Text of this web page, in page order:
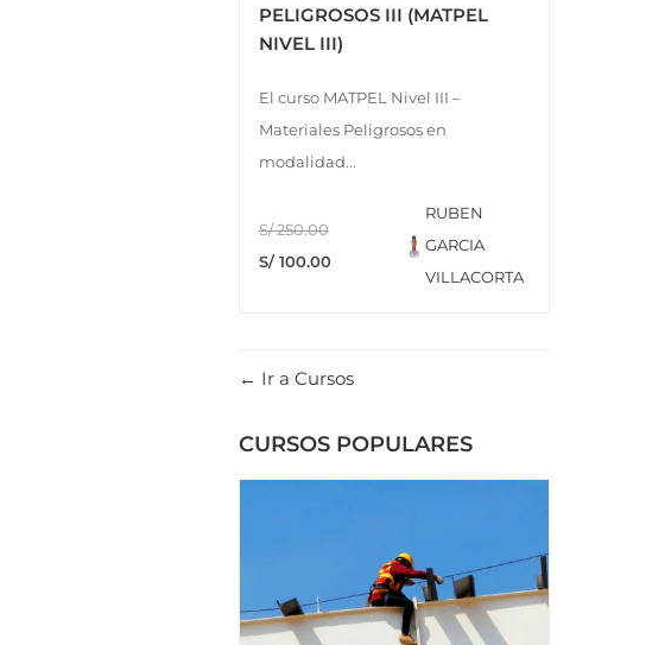
PELIGROSOS III (MATPEL
NIVEL III)
El curso MATPEL Nivel III –
Materiales Peligrosos en
modalidad...
S/ 250.00
S/ 100.00
RUBEN
GARCIA
VILLACORTA
Ir a Cursos
CURSOS POPULARES